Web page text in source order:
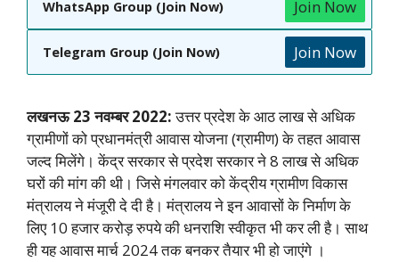
WhatsApp Group (Join Now) Join Now
Telegram Group (Join Now) Join Now
लखनऊ 23 नवम्बर 2022:उत्तर प्रदेश के आठ लाख से अधिक
ग्रामीणों को प्रधानमंत्री आवास योजना (ग्रामीण) के तहत आवास
जल्द मिलेंगे। केंद्र सरकार से प्रदेश सरकार ने 8 लाख से अधिक
घरों की मांग की थी। जिसे मंगलवार को केंद्रीय ग्रामीण विकास
मंत्रालय ने मंजूरी दे दी है। मंत्रालय ने इन आवासों के निर्माण के
लिए 10 हजार करोड़ रुपये की धनराशि स्वीकृत भी कर ली है। साथ
ही यह आवास मार्च 2024 तक बनकर तैयार भी हो जाएंगे ।